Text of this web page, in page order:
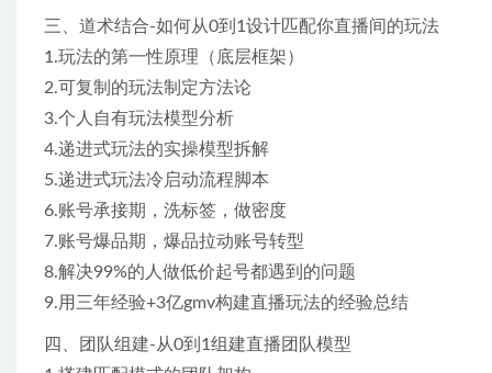
三、道术结合-如何从0到1设计匹配你直播间的玩法
1.玩法的第一性原理（底层框架）
2.可复制的玩法制定方法论
3.个人自有玩法模型分析
4.递进式玩法的实操模型拆解
5.递进式玩法冷启动流程脚本
6.账号承接期，洗标签，做密度
7.账号爆品期，爆品拉动账号转型
8.解决99%的人做低价起号都遇到的问题
9.用三年经验+3亿gmv构建直播玩法的经验总结
四、团队组建-从0到1组建直播团队模型